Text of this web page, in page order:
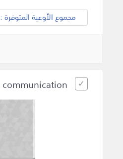
مجموع الأوعية المتوفرة : 1